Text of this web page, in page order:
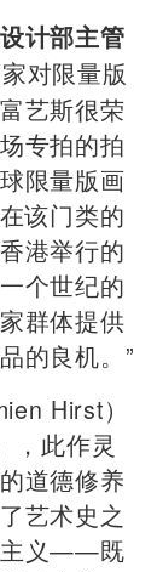
计部主管
对限量版
艺斯很荣
专拍的拍
限量版画
该门类的
港举行的
个世纪的
群体提供
的良机。”
Hirst）
，此作灵
道德修养
艺术史之
主义——既